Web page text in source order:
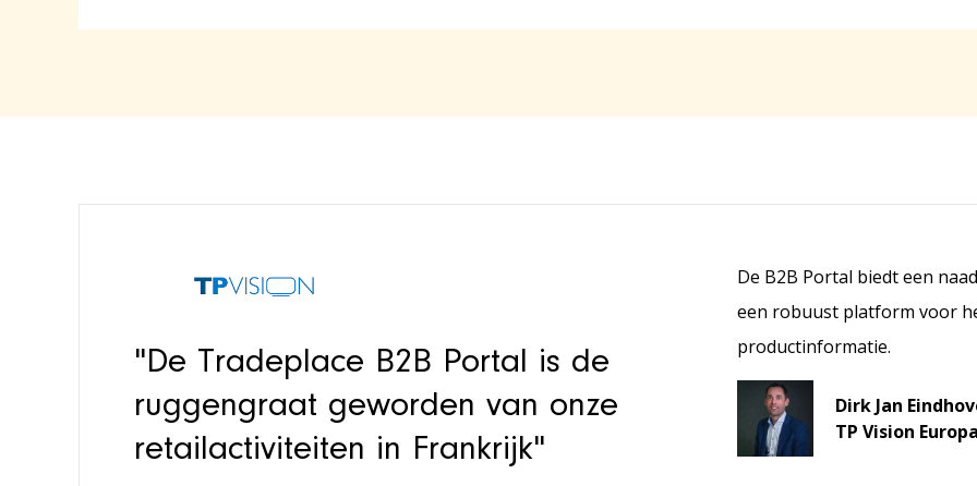
"De Tradeplace B2B Portal is de
ruggengraat geworden van onze
retailactiviteiten in Frankrijk"
De B2B Portal biedt een
een robuust platform voor
productinformatie.
Dirk Jan
TP Vision Europa